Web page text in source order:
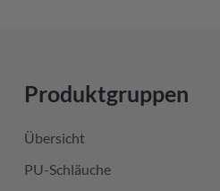
Produktgruppen
Übersicht
PU-Schläuche